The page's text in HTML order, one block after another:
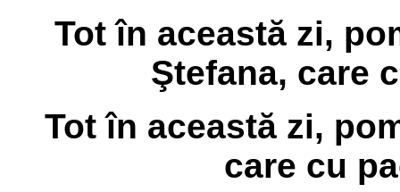
Tot în această zi,
Ştefana, care
Tot în această zi,
care cu